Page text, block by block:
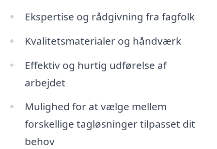
Ekspertise og rådgivning fra fagfolk
Kvalitetsmaterialer og håndværk
Effektiv og hurtig udførelse af
arbejdet
Mulighed for at vælge mellem
forskellige tagløsninger tilpasset dit
behov